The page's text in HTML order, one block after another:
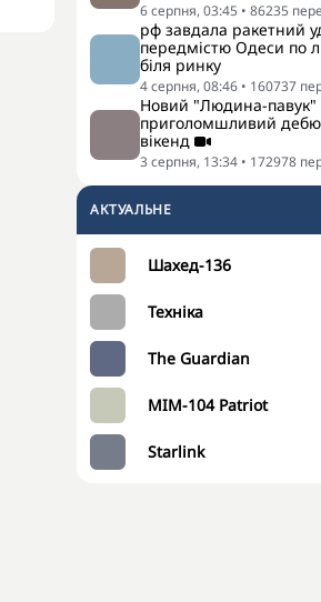
6 серпня, 03:45 • 86235
рф завдала ракетний
передмістю Одеси по
біля ринку
4 серпня, 08:46 • 160737
Новий "Людина-павук"
приголомшливий
вікенд
3 серпня, 13:34 • 172978
АКТУАЛЬНЕ
Шахед-136
Техніка
The Guardian
MIM-104 Patriot
Starlink